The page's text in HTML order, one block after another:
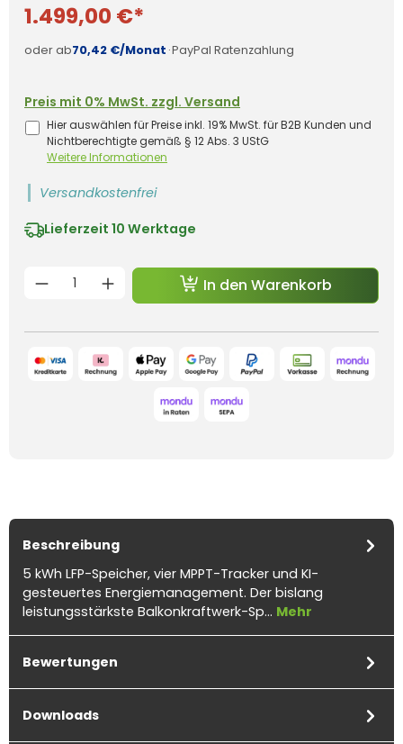
1.499,00 €*
oder ab70,42 €/Monat ·PayPal Ratenzahlung
Preis mit 0% MwSt. zzgl. Versand
Hier auswählen für Preise inkl. 19% MwSt. für B2B Kunden und
Nichtberechtigte gemäß § 12 Abs. 3 UStG
Weitere Informationen
Versandkostenfrei
Lieferzeit 10 Werktage
Produkt Anzahl: Gib den
In den Warenkorb
Beschreibung
5 kWh LFP-Speicher, vier MPPT-Tracker und KI-
gesteuertes Energiemanagement. Der bislang
leistungsstärkste Balkonkraftwerk-Sp… Mehr
Bewertungen
Downloads